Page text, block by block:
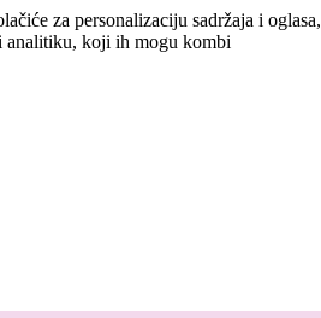
za personalizaciju sadržaja i
analitiku, koji ih mogu kombi